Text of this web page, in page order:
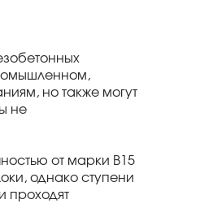
но также могут
не
от марки В15
однако ступени
проходят